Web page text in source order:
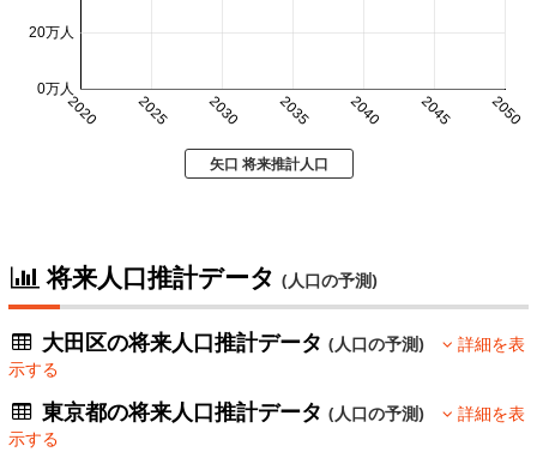
2020 2025 2030 2035 2040 2045 2050
0万人
20万人
矢口 将来推計人口
将来人口推計データ (人口の予測)
大田区の将来人口推計データ(人口の予測)
詳細を表
示する
東京都の将来人口推計データ(人口の予測)
詳細を表
示する